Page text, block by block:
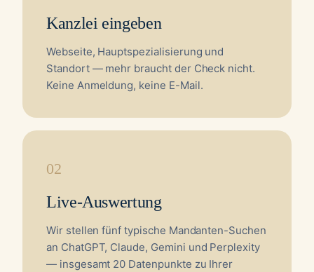
Kanzlei eingeben
Webseite, Hauptspezialisierung und
Standort — mehr braucht der Check nicht.
Keine Anmeldung, keine E-Mail.
02
Live-Auswertung
Wir stellen fünf typische Mandanten-Suchen
an ChatGPT, Claude, Gemini und Perplexity
— insgesamt 20 Datenpunkte zu Ihrer